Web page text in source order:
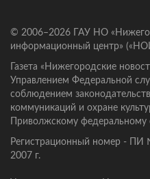
© 2006–2026 ГАУ НО
информационный центр»
Газета «Нижегородские
Управлением Федеральной
соблюдением
коммуникаций и охране
Приволжскому федеральному
Регистрационный номер -
2007 г.